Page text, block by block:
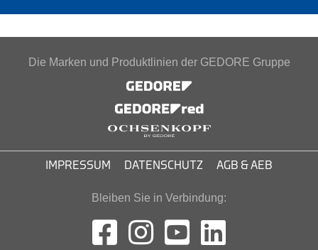
Die Marken und Produktlinien der GEDORE Gruppe
IMPRESSUM DATENSCHUTZ AGB & AEB
Bleiben Sie in Verbindung: